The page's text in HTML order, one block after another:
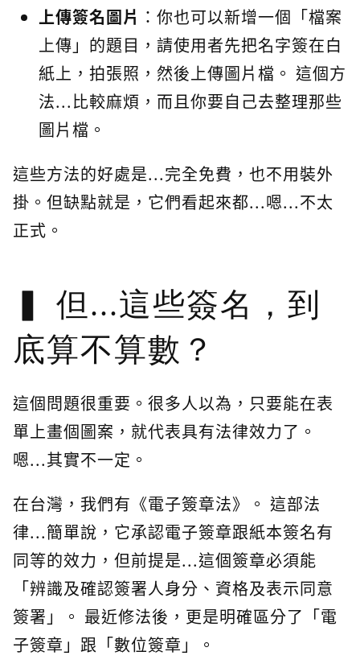
上傳簽名圖片 ：你也可以新增一個「檔案
上傳」的題目，請使用者先把名字簽在白
紙上，拍張照，然後上傳圖片檔。 這個方
法...比較麻煩，而且你要自己去整理那些
圖片檔。
這些方法的好處是...完全免費，也不用裝外
掛。但缺點就是，它們看起來都...嗯...不太
正式。
但...這些簽名，到
底算不算數？
這個問題很重要。很多人以為，只要能在表
單上畫個圖案，就代表具有法律效力了。
嗯...其實不一定。
在台灣，我們有《電子簽章法》。 這部法
律...簡單說，它承認電子簽章跟紙本簽名有
同等的效力，但前提是...這個簽章必須能
「辨識及確認簽署人身分、資格及表示同意
簽署」。 最近修法後，更是明確區分了「電
子簽章」跟「數位簽章」。